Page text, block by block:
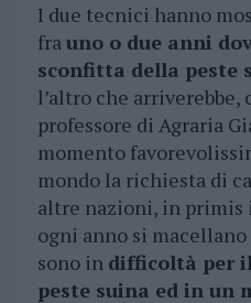
I due tecnici hanno
frauno o due anni
sconfitta della peste
l’altro che arriverebbe,
professore di Agraria
momento
mondo la richiesta di
altre nazioni, in primis
ogni anno si
sono in difficoltà per
peste suina ed in un